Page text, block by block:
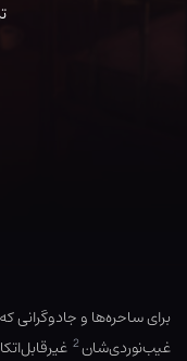
برای ساحره‌ها و جادوگرانی
غیب‌نوردی‌شان2